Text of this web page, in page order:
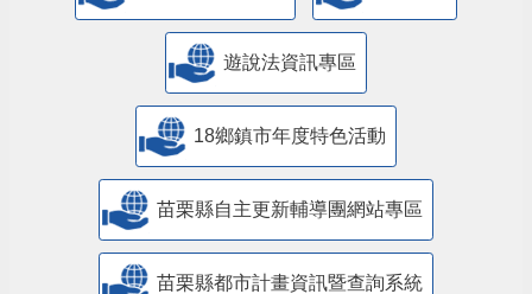
遊說法資訊專區
18鄉鎮市年度特色活動
苗栗縣自主更新輔導團網站專區
苗栗縣都市計畫資訊暨查詢系統